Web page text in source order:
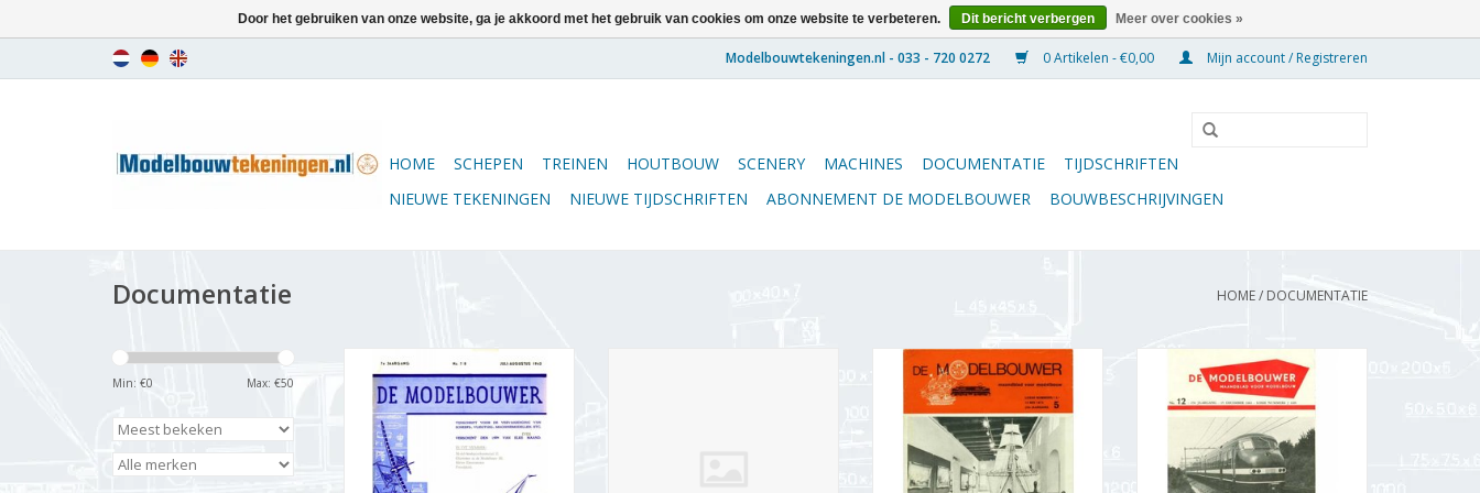
0 Artikelen - €0,00 Mijn account / Registreren
HOME SCHEPEN TREINEN HOUTBOUW SCENERY MACHINES DOCUMENTATIE
TIJDSCHRIFTEN
NIEUWE TEKENINGEN
NIEUWE TIJDSCHRIFTEN ABONNEMENT DE MODELBOUWER BOUWBESCHRIJVINGEN
Documentatie HOME/ DOCUMENTATIE
Min: €0 Max: €50
De Modelbouwer 95.43.008
Jaargang "De Modelbouwer"
Editie : 43.008 (PDF)
TOEVOEGEN AAN WINKELWAGEN
De Modelbouwer 95.73.005
Jaargang "De Modelbouwer"
Editie : 73.005 (PDF)
TOEVOEGEN AAN WINKELWAGEN
De Modelbouwer 95.61.012
Jaargang "De Modelbouwer"
Editie : 61.012 (PDF)
TOEVOEGEN AAN WINKELWAGEN
Door het gebruiken van onze website, ga je akkoord met het gebruik van cookies om onze website te verbeteren. Dit bericht verbergen Meer over cookies »